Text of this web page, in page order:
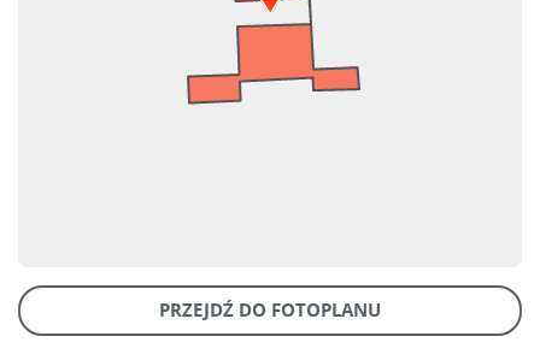
PRZEJDŹ DO FOTOPLANU